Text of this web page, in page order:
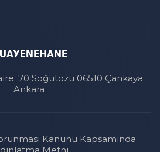
70 Söğütözü 06510 Çankaya
Ankara
Kanunu Kapsamında